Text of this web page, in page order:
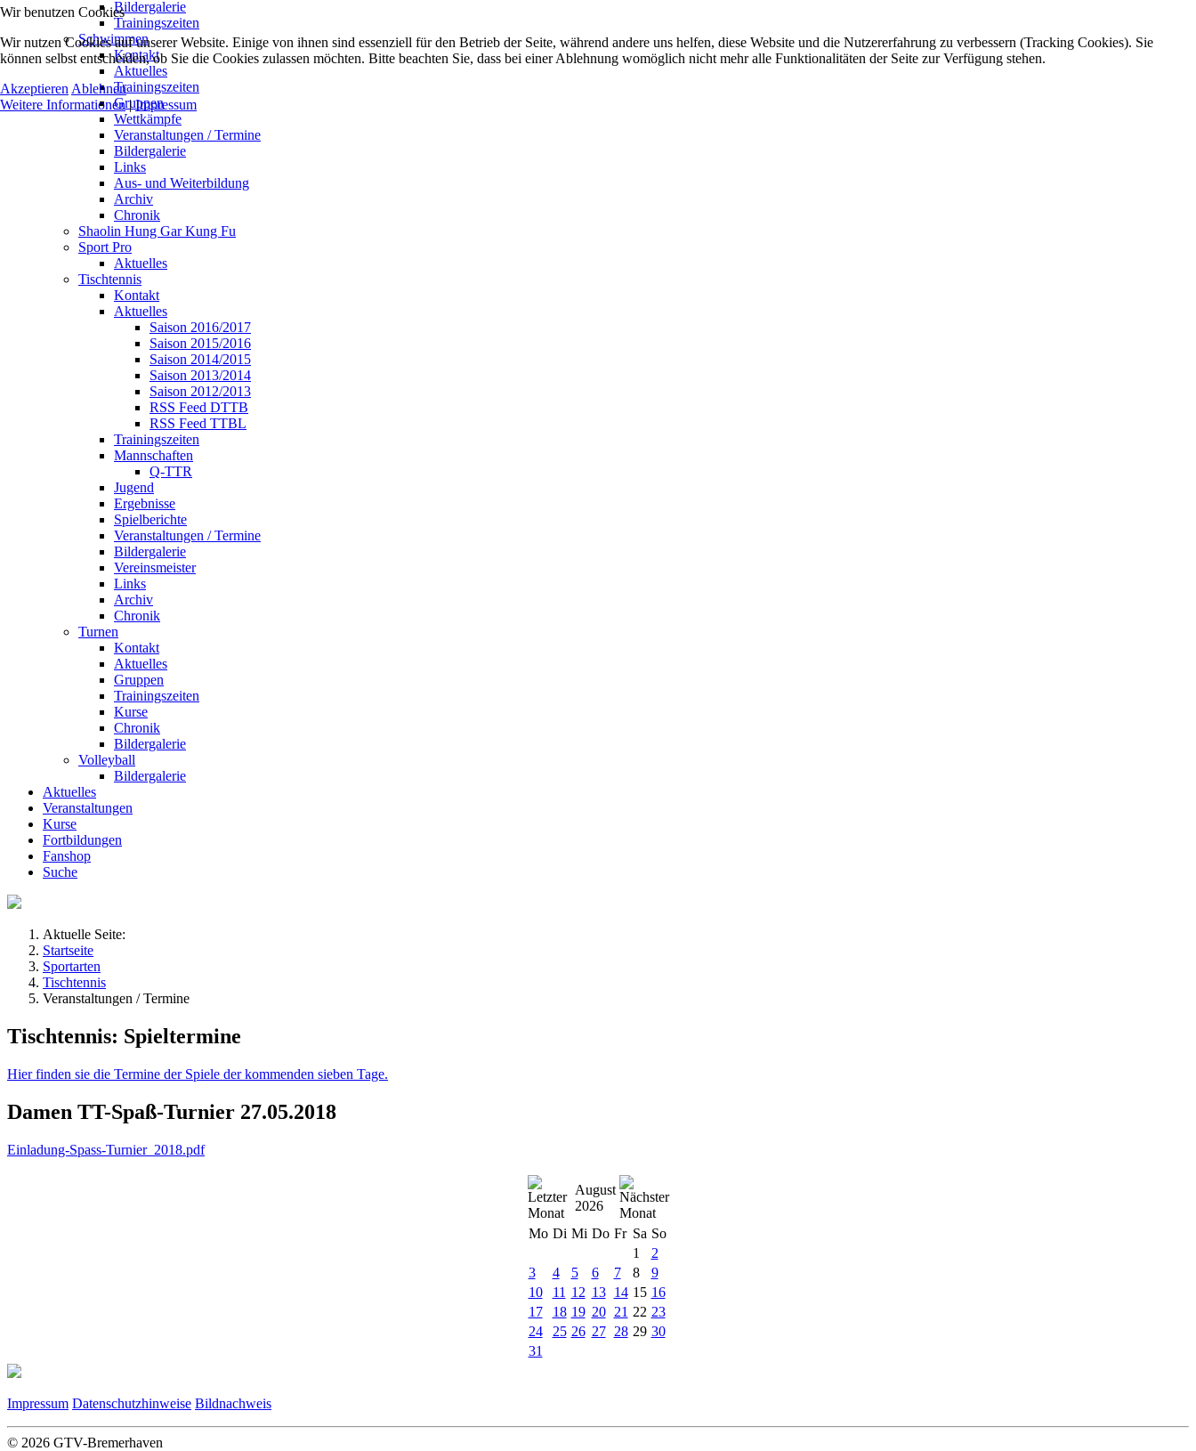
Bildergalerie
Trainingszeiten
Schwimmen
Kontakt
Aktuelles
Trainingszeiten
Gruppen
Wettkämpfe
Veranstaltungen / Termine
Bildergalerie
Links
Aus- und Weiterbildung
Archiv
Chronik
Shaolin Hung Gar Kung Fu
Sport Pro
Aktuelles
Tischtennis
Kontakt
Aktuelles
Saison 2016/2017
Saison 2015/2016
Saison 2014/2015
Saison 2013/2014
Saison 2012/2013
RSS Feed DTTB
RSS Feed TTBL
Trainingszeiten
Mannschaften
Q-TTR
Jugend
Ergebnisse
Spielberichte
Veranstaltungen / Termine
Bildergalerie
Vereinsmeister
Links
Archiv
Chronik
Turnen
Kontakt
Aktuelles
Gruppen
Trainingszeiten
Kurse
Chronik
Bildergalerie
Volleyball
Bildergalerie
Aktuelles
Veranstaltungen
Kurse
Fortbildungen
Fanshop
Suche
Aktuelle Seite:
Startseite
Sportarten
Tischtennis
Veranstaltungen / Termine
Tischtennis: Spieltermine
Hier finden sie die Termine der Spiele der kommenden sieben Tage.
Damen TT-Spaß-Turnier 27.05.2018
Einladung-Spass-Turnier_2018.pdf
August
2026
Mo Di Mi Do Fr Sa So
1
2
3
4 5 6 7 8
9
10
11 12 13 14 15 16
17
18 19 20 21 22 23
24
25 26 27 28 29 30
31
Impressum Datenschutzhinweise Bildnachweis
© 2026 GTV-Bremerhaven
Wir benutzen Cookies
Wir nutzen Cookies auf unserer Website. Einige von ihnen sind essenziell für den Betrieb der Seite, während andere uns helfen, diese Website und die Nutzererfahrung zu verbessern (Tracking Cookies). Sie
können selbst entscheiden, ob Sie die Cookies zulassen möchten. Bitte beachten Sie, dass bei einer Ablehnung womöglich nicht mehr alle Funktionalitäten der Seite zur Verfügung stehen.
Akzeptieren Ablehnen
Weitere Informationen|Impressum